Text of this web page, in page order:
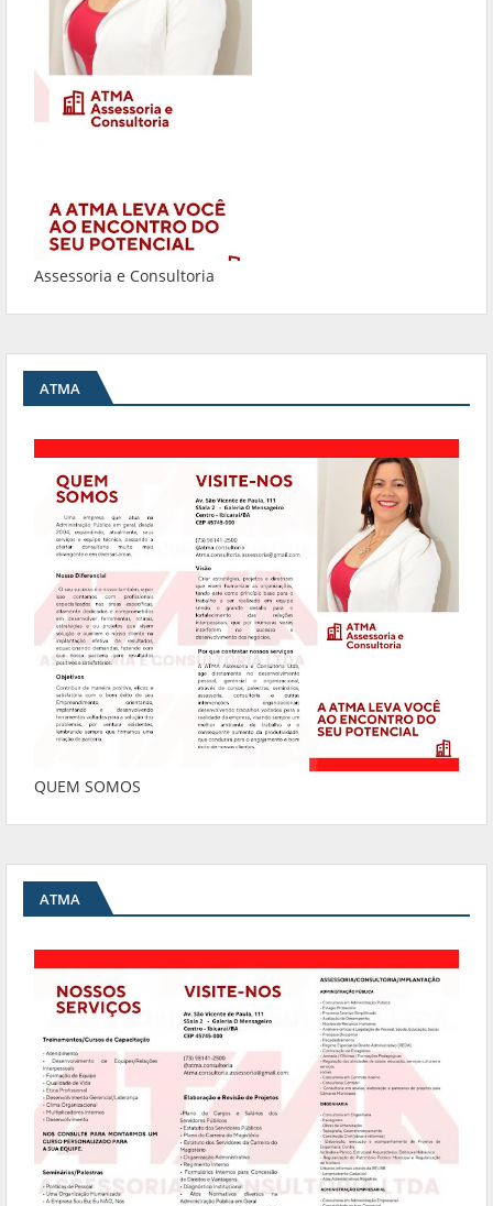
Assessoria e Consultoria
ATMA
QUEM SOMOS
ATMA